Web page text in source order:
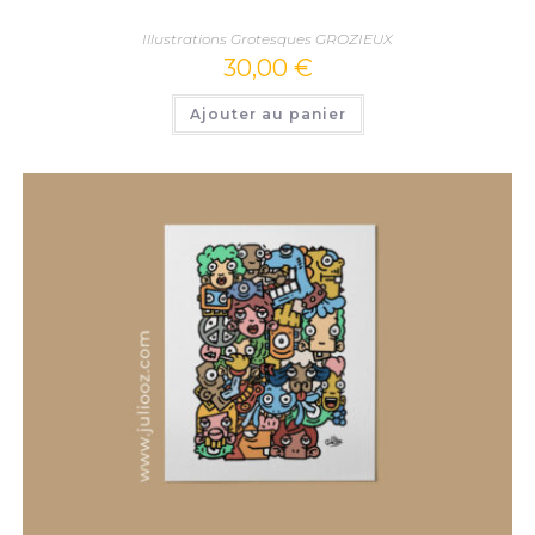
Illustrations Grotesques GROZIEUX
30,00 €
Ajouter au panier